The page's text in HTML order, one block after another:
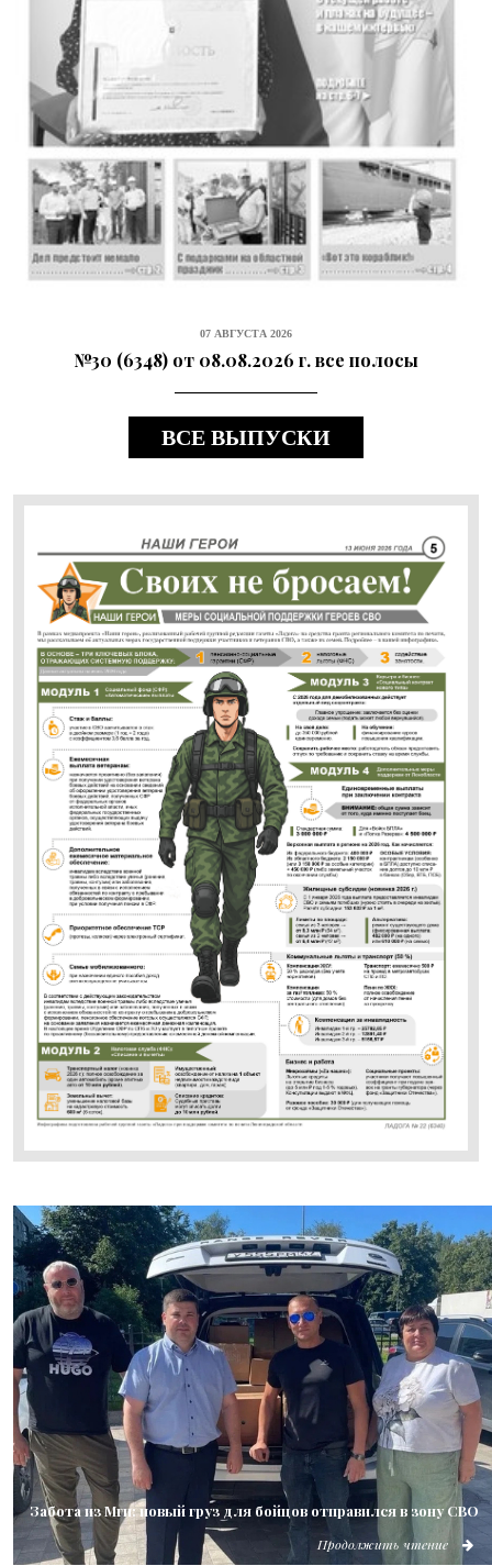
07 АВГУСТА 2026
№30 (6348) от 08.08.2026 г. все полосы
ВСЕ ВЫПУСКИ
Забота из Мги: новый груз для бойцов отправился в зону СВО
Продолжить чтение